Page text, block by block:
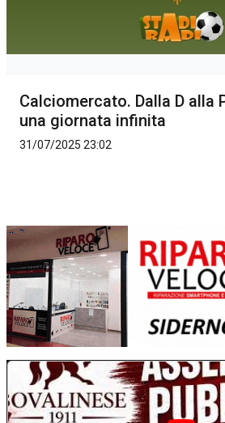
Calciomercato. Dalla D alla
una giornata infinita
31/07/2025 23:02